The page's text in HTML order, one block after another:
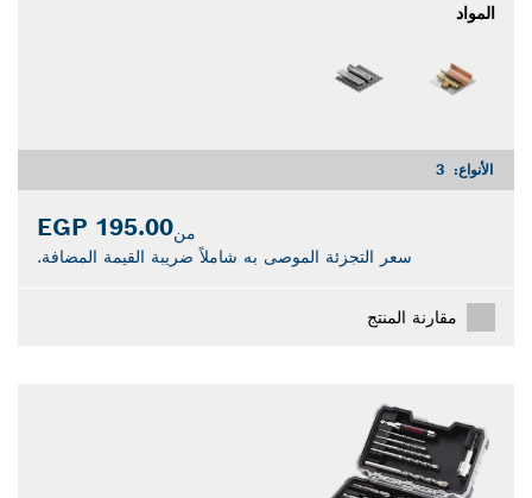
المواد
الأنواع: 3
من195.00 EGP
سعر التجزئة الموصى به شاملاً ضريبة القيمة المضافة.
مقارنة المنتج